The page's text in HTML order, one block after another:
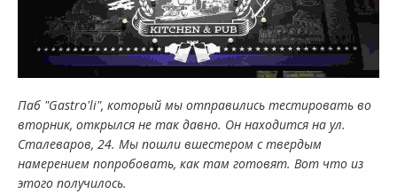
Паб "Gastro'li", который мы отправились тестировать во
вторник, открылся не так давно. Он находится на ул.
Сталеваров, 24. Мы пошли вшестером с твердым
намерением попробовать, как там готовят. Вот что из
этого получилось.